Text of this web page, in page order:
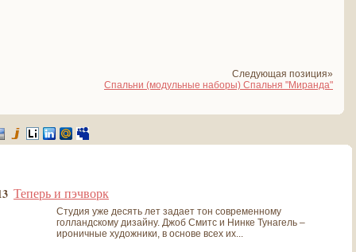
Следующая позиция»
Спальни (модульные наборы) Спальня "Миранда"
Теперь и пэчворк
Студия уже десять лет задает тон современному
голландскому дизайну. Джоб Смитс и Нинке Тунагель –
ироничные художники, в основе всех их...